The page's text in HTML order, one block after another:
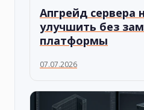
Апгрейд сервера
улучшить без
платформы
07.07.2026